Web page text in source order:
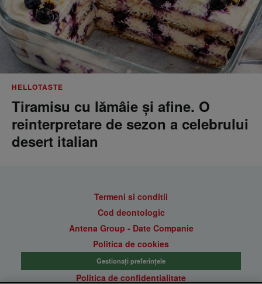
HELLOTASTE
Tiramisu cu lămâie și afine. O
reinterpretare de sezon a celebrului
desert italian
Termeni si conditii
Cod deontologic
Antena Group - Date Companie
Politica de cookies
Gestionați preferințele
Politica de confidentialitate